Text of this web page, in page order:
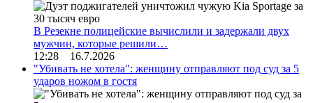
В Резекне полицейские вычислили и задержали двух
мужчин, которые решили…
12:28 16.7.2026
"Убивать не хотела": женщину отправляют под суд за 5
ударов ножом в гостя